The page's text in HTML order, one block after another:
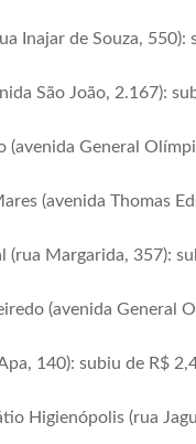
Inajar de Souza, 550):
São João, 2.167):
(avenida General
(avenida Thomas
Margarida, 357):
(avenida General
140): subiu de R$
Higienópolis (rua